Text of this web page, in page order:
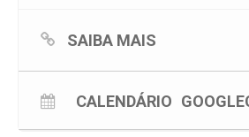
SAIBA MAIS
CALENDÁRIO